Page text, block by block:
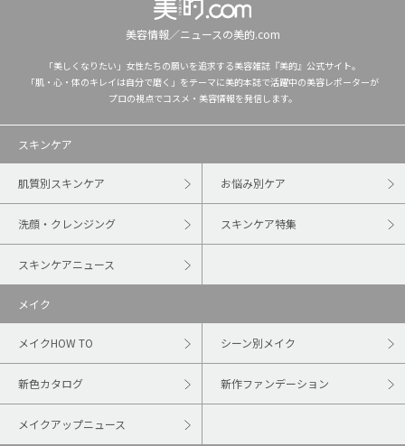
美容情報／ニュースの美的.com
「美しくなりたい」女性たちの願いを追求する美容雑誌『美的』公式サイト。
「肌・心・体のキレイは自分で磨く」をテーマに美的本誌で活躍中の美容レポーターが
プロの視点でコスメ・美容情報を発信します。
スキンケア
肌質別スキンケア お悩み別ケア
洗顔・クレンジング スキンケア特集
スキンケアニュース
メイク
メイクHOW TO シーン別メイク
新色カタログ 新作ファンデーション
メイクアップニュース